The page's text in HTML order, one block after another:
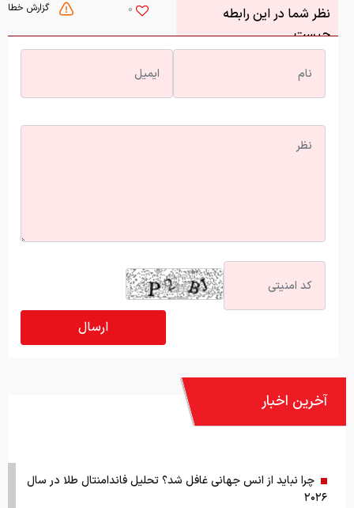
گزارش خطا 0
نظر شما در این رابطه
چیست
آخرین اخبار
چرا نباید از انس جهانی غافل شد؟ تحلیل فاندامنتال طلا در سال
۲۰۲۶